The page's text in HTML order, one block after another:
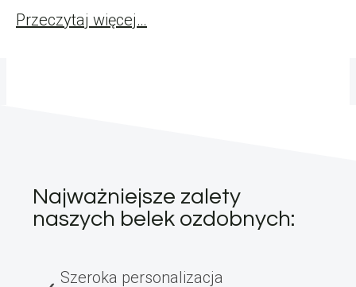
Przeczytaj więcej…
Najważniejsze zalety
naszych belek ozdobnych:
Szeroka personalizacja